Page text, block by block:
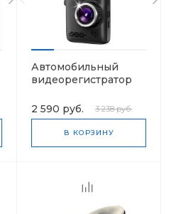
Автомобильный
видеорегистратор
2 590 руб.
3 238 руб.
В КОРЗИНУ